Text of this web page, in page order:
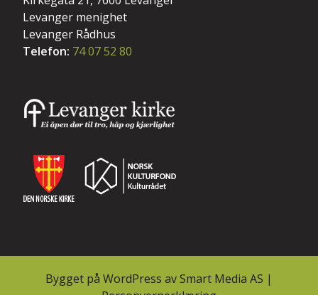
Levanger menighet
Levanger Rådhus
Telefon: 74 07 52 80
Bygget på WordPress avSmart Media AS |